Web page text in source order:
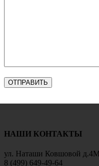
НАШИ КОНТАКТЫ
ул. Наташи Ковшовой
8 (499) 649-49-64